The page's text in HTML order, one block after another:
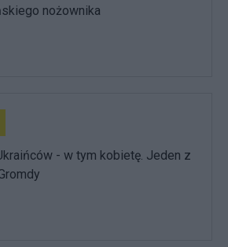
nożownika
- w tym kobietę. Jeden z